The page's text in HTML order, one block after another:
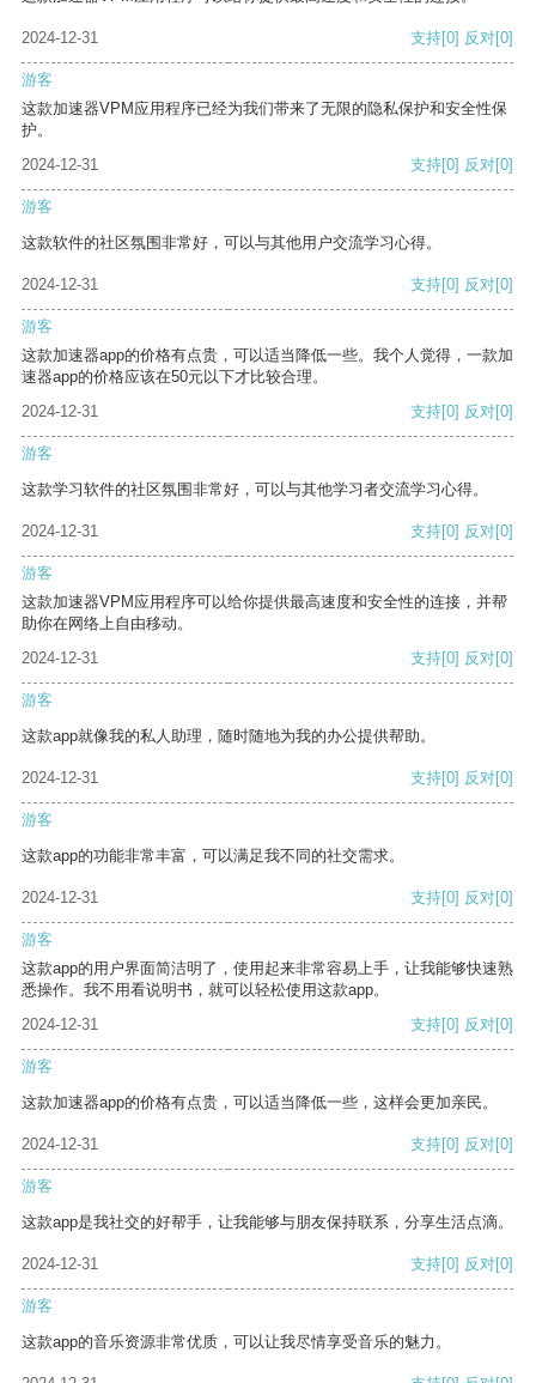
2024-12-31 支持[0] 反对[0]
游客
这款加速器VPM应用程序已经为我们带来了无限的隐私保护和安全性保
护。
2024-12-31
支持[0] 反对[0]
游客
这款软件的社区氛围非常好，可以与其他用户交流学习心得。
2024-12-31 支持[0] 反对[0]
游客
这款加速器app的价格有点贵，可以适当降低一些。我个人觉得，一款加
速器app的价格应该在50元以下才比较合理。
2024-12-31
支持[0] 反对[0]
游客
这款学习软件的社区氛围非常好，可以与其他学习者交流学习心得。
2024-12-31 支持[0] 反对[0]
游客
这款加速器VPM应用程序可以给你提供最高速度和安全性的连接，并帮
助你在网络上自由移动。
2024-12-31
支持[0] 反对[0]
游客
这款app就像我的私人助理，随时随地为我的办公提供帮助。
2024-12-31 支持[0] 反对[0]
游客
这款app的功能非常丰富，可以满足我不同的社交需求。
2024-12-31 支持[0] 反对[0]
游客
这款app的用户界面简洁明了，使用起来非常容易上手，让我能够快速熟
悉操作。我不用看说明书，就可以轻松使用这款app。
2024-12-31
支持[0] 反对[0]
游客
这款加速器app的价格有点贵，可以适当降低一些，这样会更加亲民。
2024-12-31 支持[0] 反对[0]
游客
这款app是我社交的好帮手，让我能够与朋友保持联系，分享生活点滴。
2024-12-31 支持[0] 反对[0]
游客
这款app的音乐资源非常优质，可以让我尽情享受音乐的魅力。